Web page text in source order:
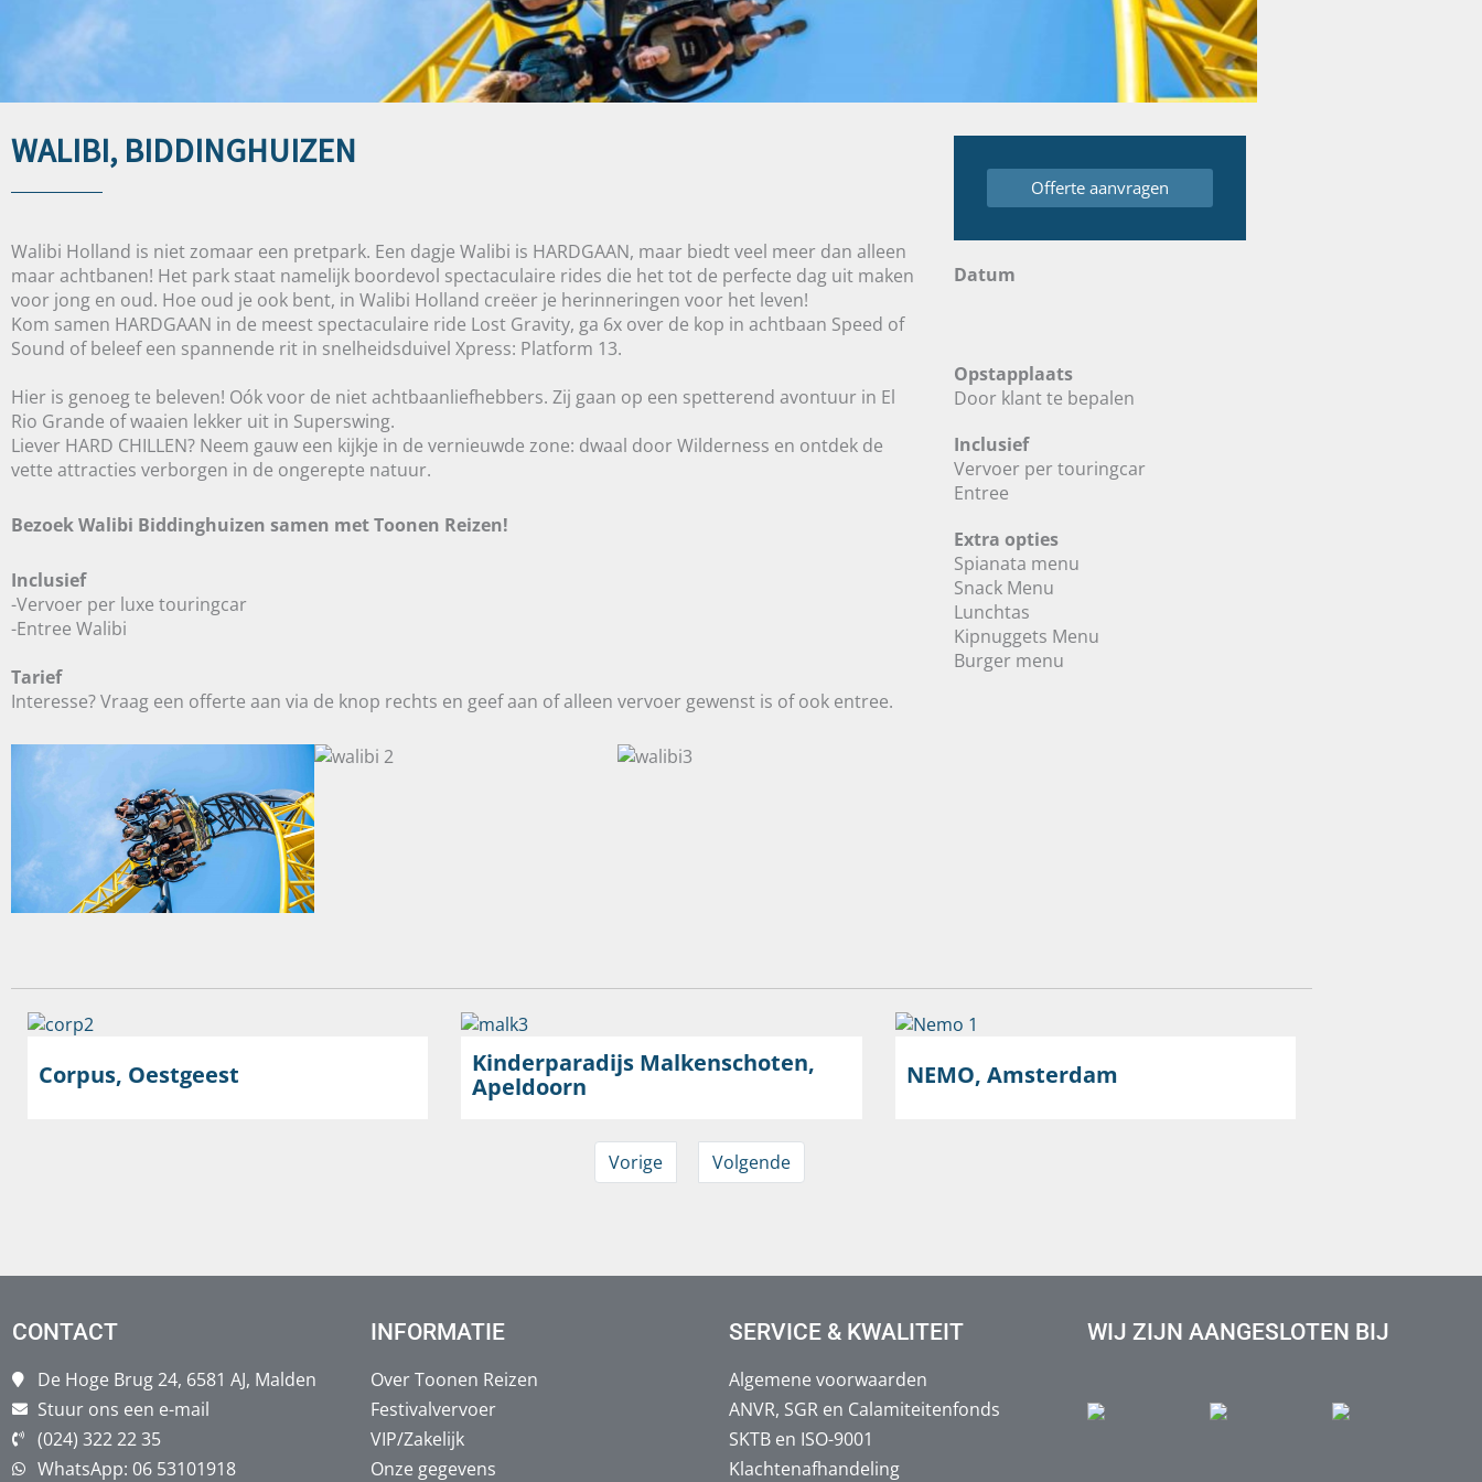
WALIBI, BIDDINGHUIZEN
Walibi Holland is niet zomaar een pretpark. Een dagje Walibi is HARDGAAN, maar biedt veel meer dan alleen
maar achtbanen! Het park staat namelijk boordevol spectaculaire rides die het tot de perfecte dag uit maken
voor jong en oud. Hoe oud je ook bent, in Walibi Holland creëer je herinneringen voor het leven!
Kom samen HARDGAAN in de meest spectaculaire ride Lost Gravity, ga 6x over de kop in achtbaan Speed of
Sound of beleef een spannende rit in snelheidsduivel Xpress: Platform 13.
Hier is genoeg te beleven! Oók voor de niet achtbaanliefhebbers. Zij gaan op een spetterend avontuur in El
Rio Grande of waaien lekker uit in Superswing.
Liever HARD CHILLEN? Neem gauw een kijkje in de vernieuwde zone: dwaal door Wilderness en ontdek de
vette attracties verborgen in de ongerepte natuur.
Bezoek Walibi Biddinghuizen samen met Toonen Reizen!
Inclusief
-Vervoer per luxe touringcar
-Entree Walibi
Tarief
Interesse? Vraag een offerte aan via de knop rechts en geef aan of alleen vervoer gewenst is of ook entree.
Offerte aanvragen
Datum
Opstapplaats
Door klant te bepalen
Inclusief
Vervoer per touringcar
Entree
Extra opties
Spianata menu
Snack Menu
Lunchtas
Kipnuggets Menu
Burger menu
Corpus, Oestgeest
Kinderparadijs Malkenschoten,
Apeldoorn
NEMO, Amsterdam
Vorige Volgende
CONTACT
De Hoge Brug 24, 6581 AJ, Malden
Stuur ons een e-mail
(024) 322 22 35
WhatsApp: 06 53101918
INFORMATIE
Over Toonen Reizen
Festivalvervoer
VIP/Zakelijk
Onze gegevens
SERVICE & KWALITEIT
Algemene voorwaarden
ANVR, SGR en Calamiteitenfonds
SKTB en ISO-9001
Klachtenafhandeling
WIJ ZIJN AANGESLOTEN BIJ